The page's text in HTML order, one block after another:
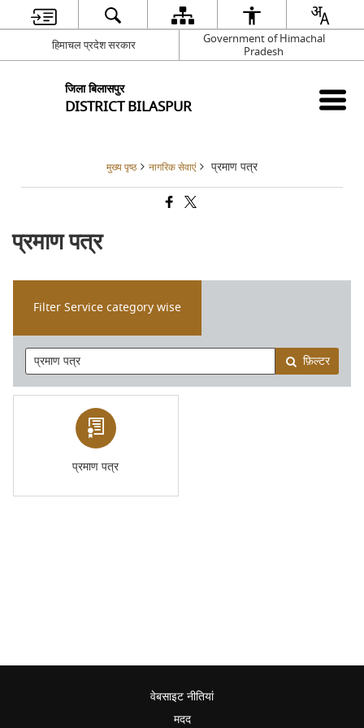
हिमाचल प्रदेश सरकार
Government of Himachal
Pradesh
जिला बिलासपुर
DISTRICT BILASPUR
मुख्य पृष्ठ नागरिक सेवाएं प्रमाण पत्र
प्रमाण पत्र
Filter Service category wise
फ़िल्टर
प्रमाण पत्र
वेबसाइट नीतियां
मदद